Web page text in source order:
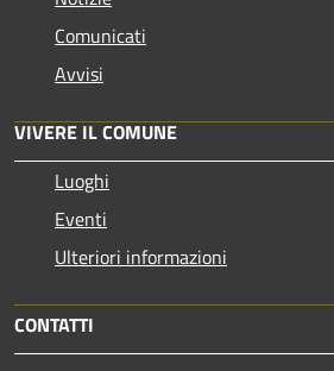
Comunicati
Avvisi
VIVERE IL COMUNE
Luoghi
Eventi
Ulteriori informazioni
CONTATTI